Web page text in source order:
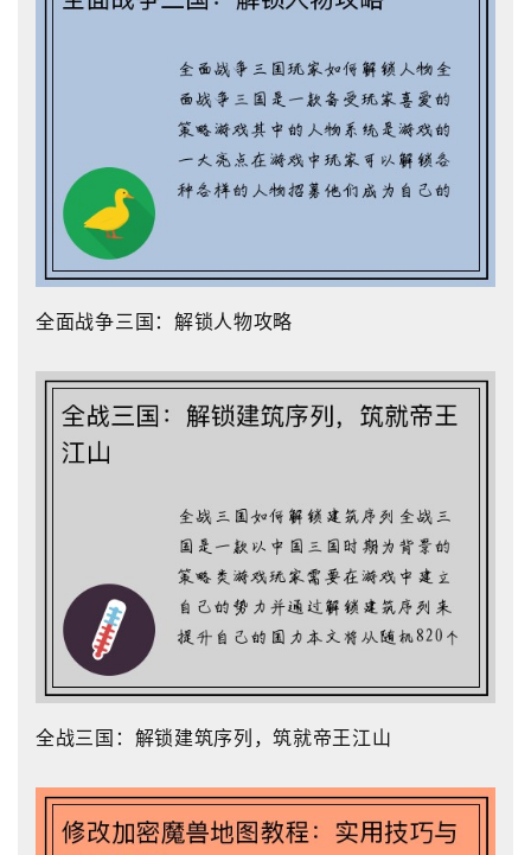
全面战争三国：解锁人物攻略
全战三国：解锁建筑序列，筑就帝王江山